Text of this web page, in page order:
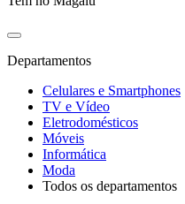
Departamentos
Celulares e Smartphones
TV e Vídeo
Eletrodomésticos
Móveis
Informática
Moda
Todos os departamentos